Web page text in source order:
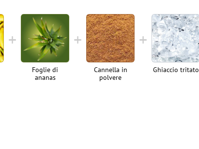
Foglie di
ananas
Cannella in
polvere
Ghiaccio tritato